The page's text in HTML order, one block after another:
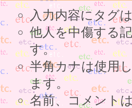
入力内容にタグ
他人を中傷する
す。
半角カナは使用
ます。
名前、コメント